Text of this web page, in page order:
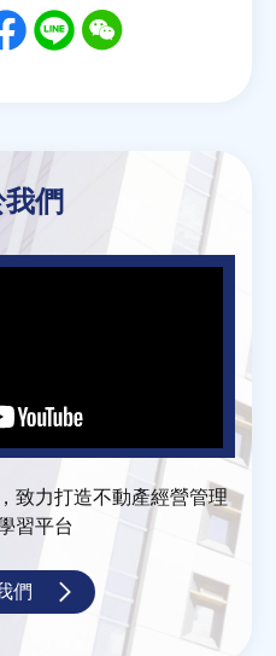
們
致力打造不動產經營管理
習平台
們